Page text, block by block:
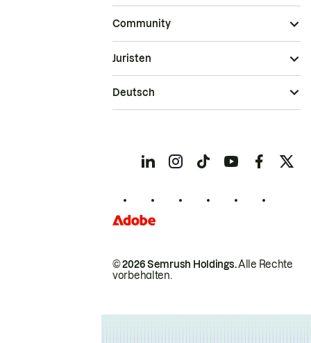
Community
© 2026 Semrush Holdings.Alle Rechte
vorbehalten.
Juristen
Deutsch